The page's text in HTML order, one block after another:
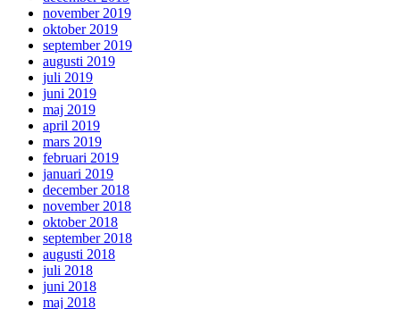
november 2019
oktober 2019
september 2019
augusti 2019
juli 2019
juni 2019
maj 2019
april 2019
mars 2019
februari 2019
januari 2019
december 2018
november 2018
oktober 2018
september 2018
augusti 2018
juli 2018
juni 2018
maj 2018